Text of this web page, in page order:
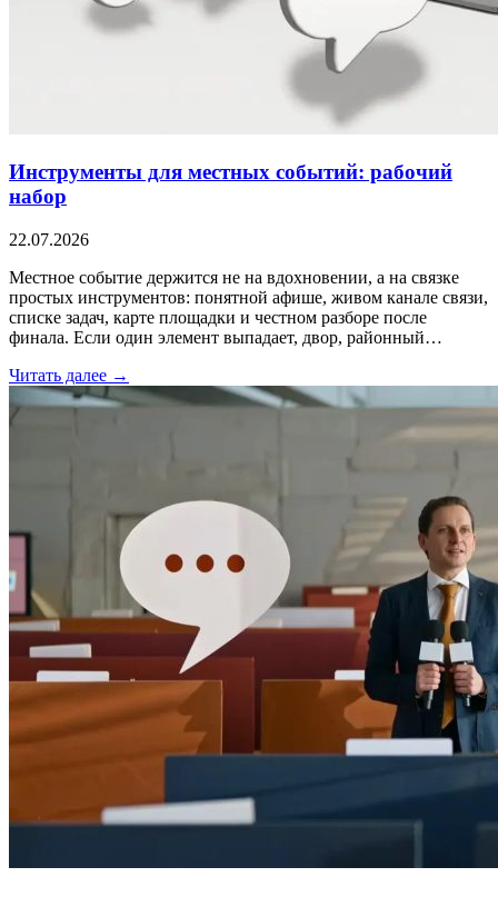
Инструменты для местных событий: рабочий
набор
22.07.2026
Местное событие держится не на вдохновении, а на связке
простых инструментов: понятной афише, живом канале связи,
списке задач, карте площадки и честном разборе после
финала. Если один элемент выпадает, двор, районный…
Читать далее →